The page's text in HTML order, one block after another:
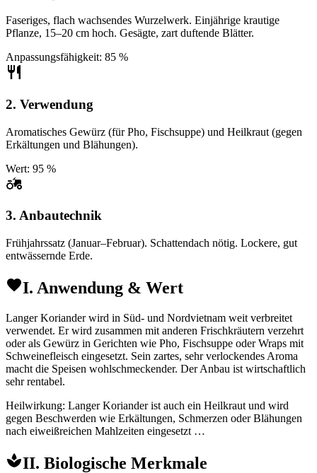
Faseriges, flach wachsendes Wurzelwerk. Einjährige krautige
Pflanze, 15–20 cm hoch. Gesägte, zart duftende Blätter.
Anpassungsfähigkeit: 85 %
2. Verwendung
Aromatisches Gewürz (für Pho, Fischsuppe) und Heilkraut (gegen
Erkältungen und Blähungen).
Wert: 95 %
3. Anbautechnik
Frühjahrssatz (Januar–Februar). Schattendach nötig. Lockere, gut
entwässernde Erde.
I. Anwendung & Wert
Langer Koriander wird in Süd- und Nordvietnam weit verbreitet
verwendet. Er wird zusammen mit anderen Frischkräutern verzehrt
oder als Gewürz in Gerichten wie Pho, Fischsuppe oder Wraps mit
Schweinefleisch eingesetzt. Sein zartes, sehr verlockendes Aroma
macht die Speisen wohlschmeckender. Der Anbau ist wirtschaftlich
sehr rentabel.
Heilwirkung: Langer Koriander ist auch ein Heilkraut und wird
gegen Beschwerden wie Erkältungen, Schmerzen oder Blähungen
nach eiweißreichen Mahlzeiten eingesetzt …
II. Biologische Merkmale